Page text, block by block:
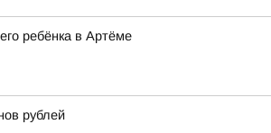
ребёнка в Артёме
рублей